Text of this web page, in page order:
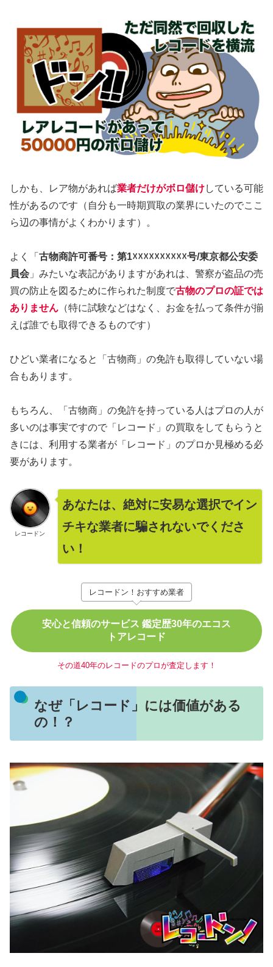
しかも、レア物があれば業者だけがボロ儲けしている可能
性があるのです（自分も一時期買取の業界にいたのでここ
ら辺の事情がよくわかります）。
よく「 古物商許可番号：第1☓☓☓☓☓☓☓☓☓☓号/東京都公安委
員会 」みたいな表記がありますがあれは、警察が盗品の売
買の防止を図るために作られた制度で古物のプロの証では
ありません （特に試験などはなく、お金を払って条件が揃
えば誰でも取得できるものです）
ひどい業者になると「古物商」の免許も取得していない場
合もあります。
もちろん、「古物商」の免許を持っている人はプロの人が
多いのは事実ですので「レコード」の買取をしてもらうと
きには、利用する業者が「レコード」のプロか見極める必
要があります。
レコードン
あなたは、絶対に安易な選択でイン
チキな業者に騙されないでくださ
い！
レコードン！おすすめ業者
安心と信頼のサービス 鑑定歴30年のエコス
トアレコード
その道40年のレコードのプロが査定します！
なぜ「レコード」には価値がある
の！？